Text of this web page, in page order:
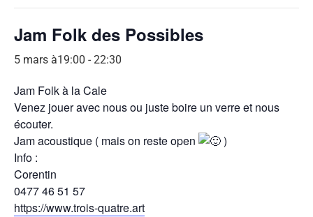
Jam Folk des Possibles
5 mars à19:00 - 22:30
Jam Folk à la Cale
Venez jouer avec nous ou juste boire un verre et nous
écouter.
Jam acoustique ( mais on reste open
)
Info :
Corentin
0477 46 51 57
https://www.trois-quatre.art